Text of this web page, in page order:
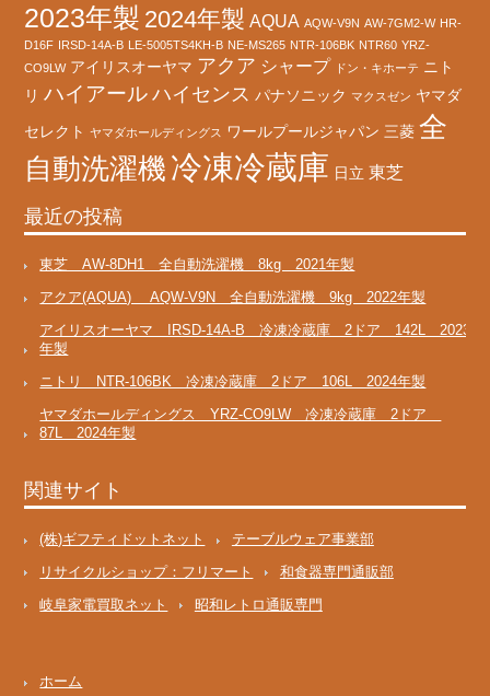
2023年製 2024年製 AQUA AQW-V9N AW-7GM2-W HR-
D16F IRSD-14A-B LE-5005TS4KH-B NE-MS265 NTR-106BK NTR60 YRZ-
CO9LW アイリスオーヤマ アクア シャープ ドン・キホーテ ニト
リ ハイアール ハイセンス パナソニック マクスゼン ヤマダ
セレクト ヤマダホールディングス ワールプールジャパン 三菱 全
自動洗濯機 冷凍冷蔵庫 日立 東芝
最近の投稿
東芝 AW-8DH1 全自動洗濯機 8kg 2021年製
アクア(AQUA) AQW-V9N 全自動洗濯機 9kg 2022年製
アイリスオーヤマ IRSD-14A-B 冷凍冷蔵庫 2ドア 142L 2023
年製
ニトリ NTR-106BK 冷凍冷蔵庫 2ドア 106L 2024年製
ヤマダホールディングス YRZ-CO9LW 冷凍冷蔵庫 2ドア
87L 2024年製
関連サイト
(株)ギフティドットネット
テーブルウェア事業部
リサイクルショップ：フリマート
和食器専門通販部
岐阜家電買取ネット
昭和レトロ通販専門
ホーム